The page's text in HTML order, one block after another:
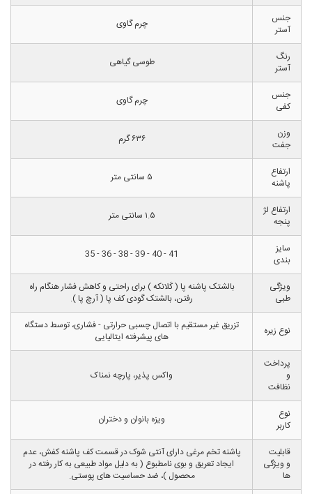
جنس
آستر
چرم گاوی
رنگ
آستر
طوسی گیاهی
جنس
کفی
چرم گاوی
وزن
جفت
۶۳۶ گرم
ارتفاع
پاشنه
۵ سانتی متر
ارتفاع لژ
پنجه
۱.۵ سانتی متر
سایز
بندی
41 - 40 - 39 - 38 - 36 - 35
ویژگی
طبی
بالشتک پاشنه پا ( کَلانکه ) برای راحتی و کاهش فشار هنگام راه
رفتن، بالشتک گودی کف پا ( آرچ پا ).
نوع زیره
تزریق غیر مستقیم با اتصال چسبی حرارتی - فشاری، توسط دستگاه
های پیشرفته ایتالیایی
پرداخت
و
نظافت
واکس پذیر، پارچه نمناک
نوع
کاربر
ویزه بانوان و دختران
قابلیت
و ویژگی
ها
پاشنه تخم مرغی دارای آنتی شوک در قسمت کف پاشنه کفش، عدم
ایجاد تعریق و بوی نامطبوع ( به دلیل مواد طبیعی به کار رفته در
محصول )، ضد حساسیت های پوستی.